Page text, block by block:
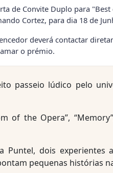
de Convite Duplo para
Cortez, para dia 18 de
deverá contactar
o prémio.
passeio lúdico pelo
of the Opera”,
Puntel, dois
pequenas histórias